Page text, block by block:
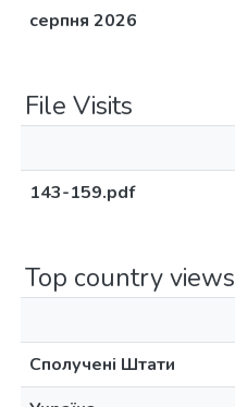
серпня 2026
File Visits
143-159.pdf
Top country views
Сполучені Штати